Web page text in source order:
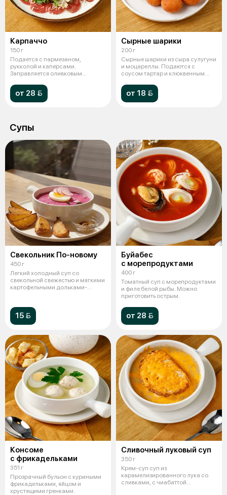
Карпаччо
150 г
Подается с пармезаном,
рукколой и каперсами.
Заправляется оливковым
от 28 
Сырные шарики
200 г
Сырные шарики из сыра сулугуни
и моцареллы. Подаются с
соусом тартар и клюквенным
от 18 
Супы
Свекольник По-новому
450 г
Легкий холодный суп со
свекольной свежестью и мягкими
картофельными дольками-
15 
Буйабес
с морепродуктами
400 г
Томатный суп с морепродуктами
и филе белой рыбы. Можно
приготовить острым.
от 28 
Консоме
с фрикадельками
351 г
Прозрачный бульон с куриными
фрикадельками, яйцом и
хрустящими гренками.
Сливочный луковый суп
350 г
Крем-суп суп из
карамелизированного лука со
сливками, с чиабаттой